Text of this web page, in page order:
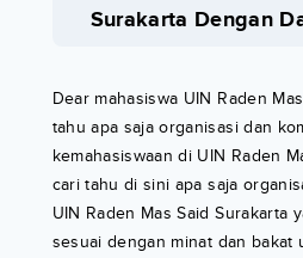
Surakarta Dengan
Dear mahasiswa UIN Raden
tahu apa saja organisasi dan
kemahasiswaan di UIN Raden
cari tahu di sini apa saja
UIN Raden Mas Said Surakarta
sesuai dengan minat dan bakat